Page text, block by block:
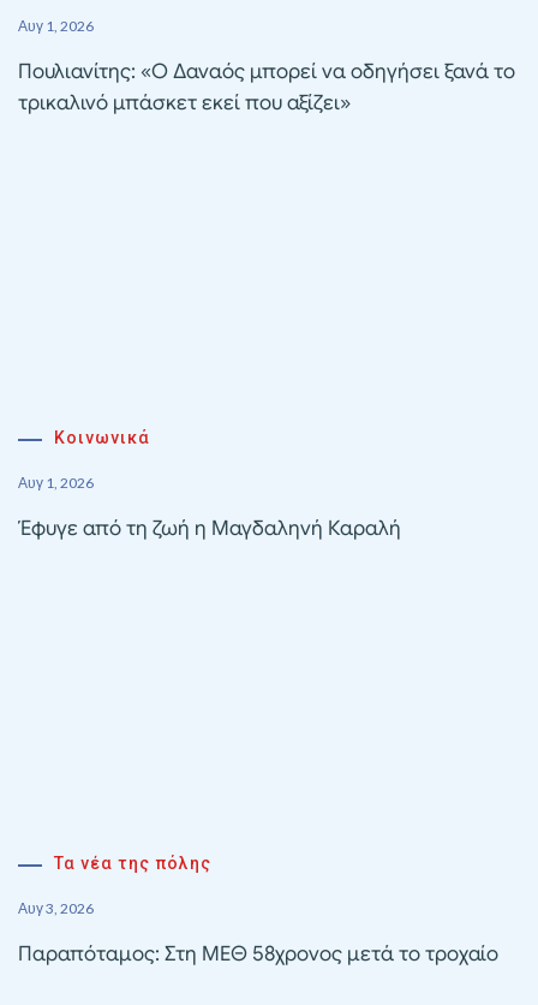
Αυγ 1, 2026
Πουλιανίτης: «Ο Δαναός μπορεί να οδηγήσει ξανά το
τρικαλινό μπάσκετ εκεί που αξίζει»
Κοινωνικά
Αυγ 1, 2026
Έφυγε από τη ζωή η Μαγδαληνή Καραλή
Τα νέα της πόλης
Αυγ 3, 2026
Παραπόταμος: Στη ΜΕΘ 58χρονος μετά το τροχαίο